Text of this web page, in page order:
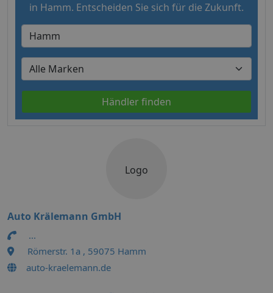
in Hamm. Entscheiden Sie sich für die Zukunft.
Händler finden
Logo
Auto Krälemann GmbH
...
Römerstr. 1a , 59075 Hamm
auto-kraelemann.de